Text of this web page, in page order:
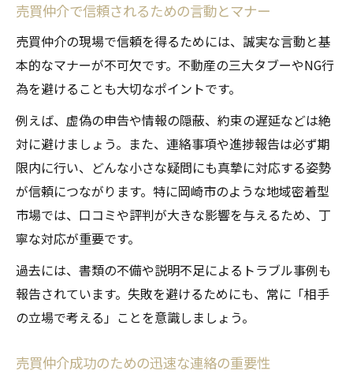
売買仲介で信頼されるための言動とマナー
売買仲介の現場で信頼を得るためには、誠実な言動と基
本的なマナーが不可欠です。不動産の三大タブーやNG行
為を避けることも大切なポイントです。
例えば、虚偽の申告や情報の隠蔽、約束の遅延などは絶
対に避けましょう。また、連絡事項や進捗報告は必ず期
限内に行い、どんな小さな疑問にも真摯に対応する姿勢
が信頼につながります。特に岡崎市のような地域密着型
市場では、口コミや評判が大きな影響を与えるため、丁
寧な対応が重要です。
過去には、書類の不備や説明不足によるトラブル事例も
報告されています。失敗を避けるためにも、常に「相手
の立場で考える」ことを意識しましょう。
売買仲介成功のための迅速な連絡の重要性